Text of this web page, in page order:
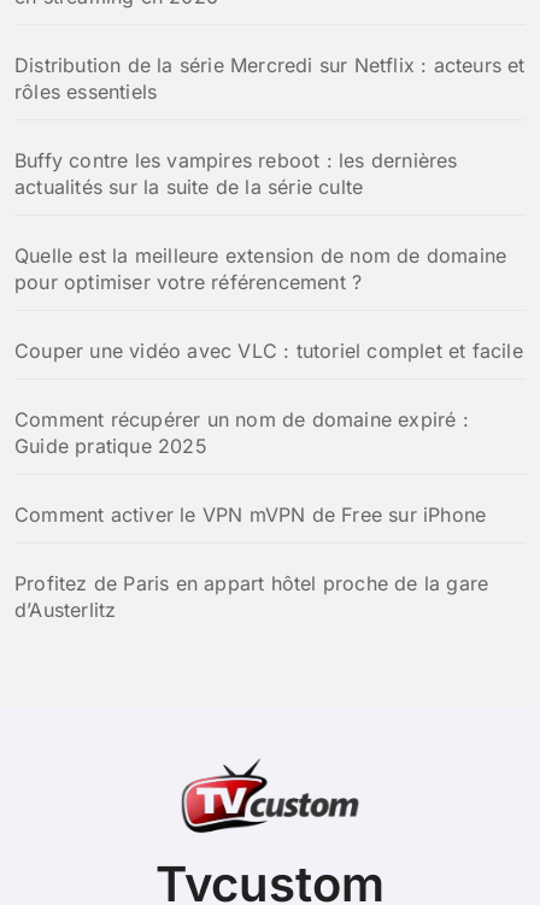
Distribution de la série Mercredi sur Netflix : acteurs et
rôles essentiels
Buffy contre les vampires reboot : les dernières
actualités sur la suite de la série culte
Quelle est la meilleure extension de nom de domaine
pour optimiser votre référencement ?
Couper une vidéo avec VLC : tutoriel complet et facile
Comment récupérer un nom de domaine expiré :
Guide pratique 2025
Comment activer le VPN mVPN de Free sur iPhone
Profitez de Paris en appart hôtel proche de la gare
d’Austerlitz
Tvcustom